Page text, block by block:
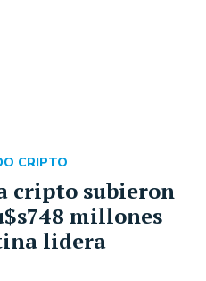
cripto subieron
millones
lidera
CRIPTO